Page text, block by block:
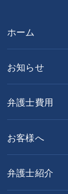
ホーム
お知らせ
弁護士費用
お客様へ
弁護士紹介